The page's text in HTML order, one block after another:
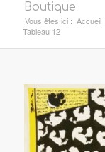
Boutique
Vous êtes ici : Accueil
Tableau 12